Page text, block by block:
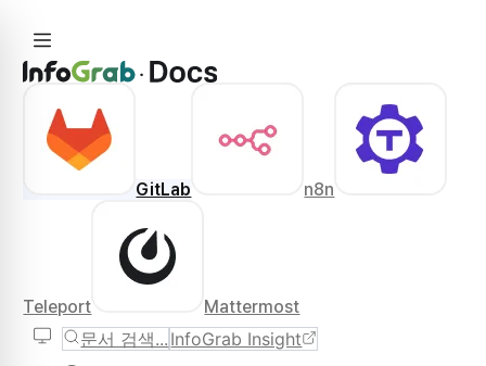
GitLab n8n
Teleport Mattermost
문서 검색... InfoGrab Insight